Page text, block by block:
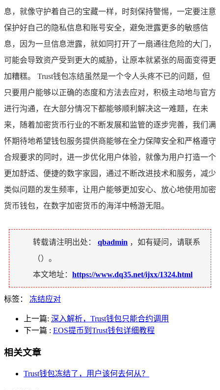
息，就像守护着自己的宝藏一样，时刻保持警惕，一定要注意
保护好自己的隐私信息和账号安全，避免泄露更多的敏感信
息，因为一旦信息泄露，就如同打开了一扇通往危险的大门，
可能会导致资产受到更大的威胁，让原本就紧张的局面变得更
加糟糕。 Trust钱包冻结虽然是一个令人头疼不已的问题，但
只要用户能够以正确的态度和方法去应对，积极主动地与官方
进行沟通，在大部分情况下都能够顺利解决这一难题，在未
来，随着加密货币行业的不断发展和监管的逐步完善，我们满
怀期待地希望钱包服务提供商能够在全力保障安全和严格遵守
合规要求的同时，进一步优化用户体验，就像为用户打造一个
更加舒适、便捷的数字家园，通过不断改进技术和服务，减少
类似问题的发生频率，让用户能够更加安心、放心地使用加密
货币钱包，在数字加密货币的海洋中畅游无阻。
转载请注明出处： qbadmin ，如有疑问，请联系
（）。
本文地址： https://www.dq35.net/ijxx/1324.html
标签： 冻结应对
上一篇: 深入解析，Trust钱包只能合约调用
下一篇 : EOS提币到Trust钱包详细教程
相关文章
Trust钱包冻结了，用户该何去何从？